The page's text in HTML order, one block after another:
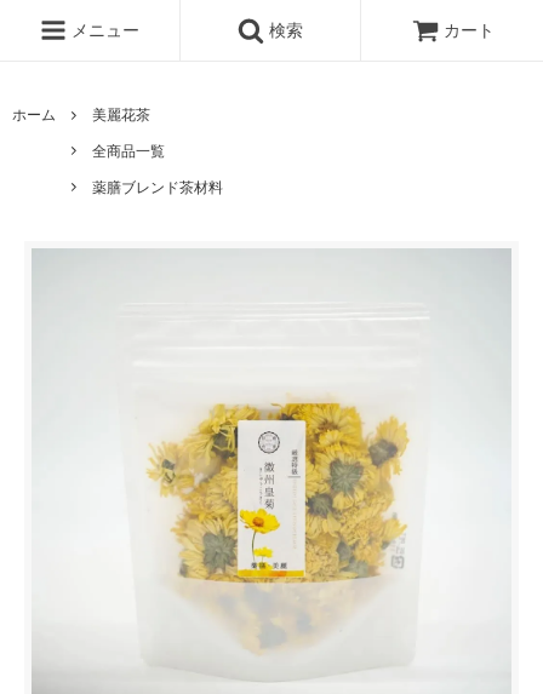
メニュー 検索 カート
ホーム
美麗花茶
全商品一覧
薬膳ブレンド茶材料